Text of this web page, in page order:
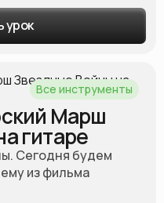
урок
Все инструменты
Марш
гитаре
Сегодня будем
из фильма